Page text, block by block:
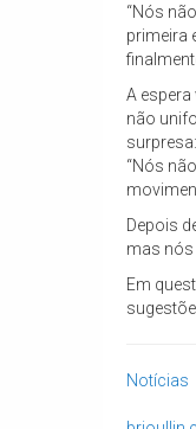
“Nós
primeira
A
não
“Nós
Depois
mas nós
Em
Notícias